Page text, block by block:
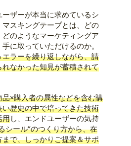
ザーが本当に求めているシ
スキングテープとは、どの
のようなマーケティングア
に取っていただけるのか。
ラーを繰り返しながら、請
なかった知見が蓄積されて
×購入者の属性などを含む購
歴史の中で培ってきた技術
用し、エンドユーザーの気持
シール”のつくり方から、在
で、しっかりご提案＆サポ